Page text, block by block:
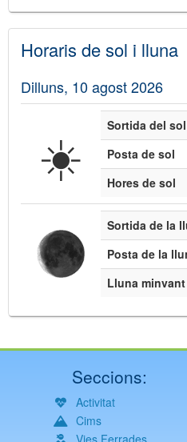
©Leaflet
JS library
©
©Institut
Catalunya
Horaris de sol i lluna
Dilluns, 10 agost 2026
☀️ Sortida del sol
Posta de sol
Hores de sol
Sortida de la
Posta de la
Lluna minvant
Seccions:
Activitat
Cims
Vies Ferrades